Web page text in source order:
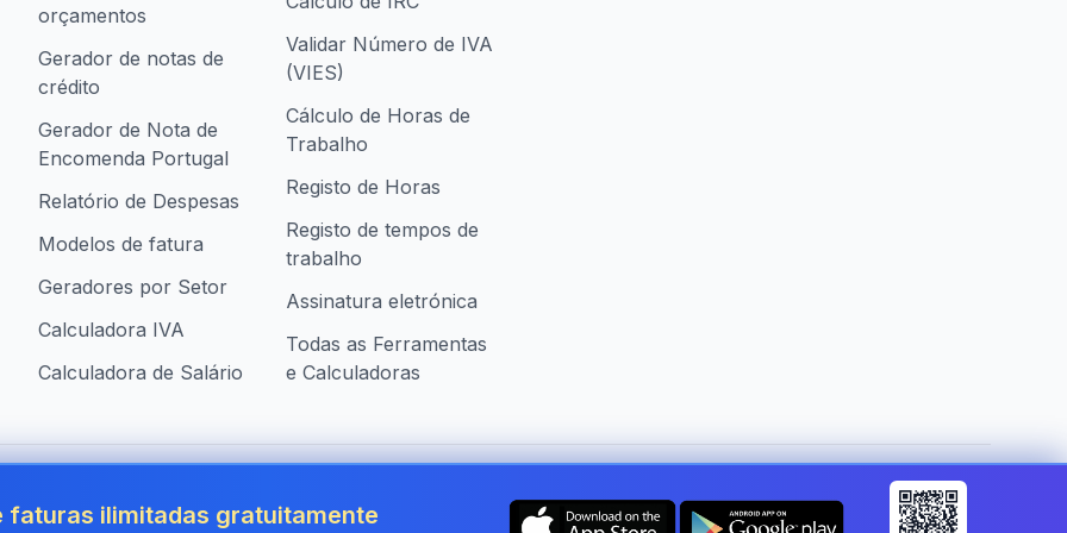
orçamentos
Gerador de notas de
crédito
Gerador de Nota de
Encomenda Portugal
Relatório de Despesas
Modelos de fatura
Geradores por Setor
Calculadora IVA
Calculadora de Salário
Validar Número de IVA
(VIES)
Cálculo de Horas de
Trabalho
Registo de Horas
Registo de tempos de
trabalho
Assinatura eletrónica
Todas as Ferramentas
e Calculadoras
em Portugal Mudar de país: Portugal
faturas ilimitadas gratuitamente